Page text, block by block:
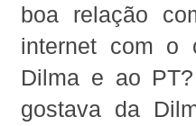
boa relação
internet com o
Dilma e ao
gostava da